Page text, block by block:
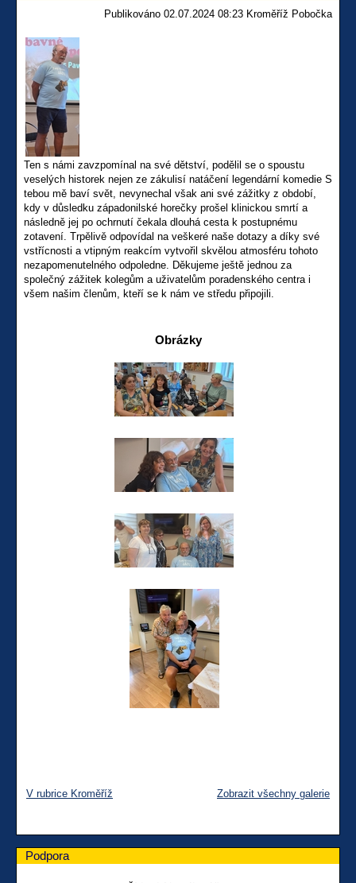
Publikováno 02.07.2024 08:23 Kroměříž Pobočka
Ten s námi zavzpomínal na své dětství, podělil se o spoustu
veselých historek nejen ze zákulisí natáčení legendární komedie S
tebou mě baví svět, nevynechal však ani své zážitky z období,
kdy v důsledku západonilské horečky prošel klinickou smrtí a
následně jej po ochrnutí čekala dlouhá cesta k postupnému
zotavení. Trpělivě odpovídal na veškeré naše dotazy a díky své
vstřícnosti a vtipným reakcím vytvořil skvělou atmosféru tohoto
nezapomenutelného odpoledne. Děkujeme ještě jednou za
společný zážitek kolegům a uživatelům poradenského centra i
všem našim členům, kteří se k nám ve středu připojili.
Obrázky
V rubrice Kroměříž Zobrazit všechny galerie
Podpora